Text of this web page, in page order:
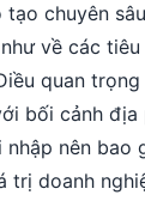
tạo chuyên
về các
quan
bối cảnh
nhập nên bao
trị doanh